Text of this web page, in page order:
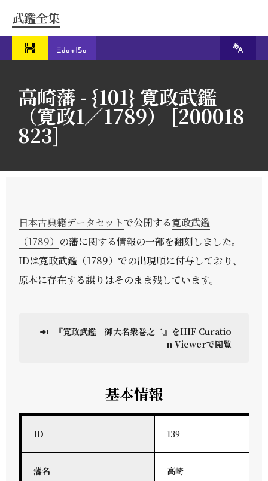
武鑑全集
高崎藩 - {101} 寛政武鑑
（寛政1／1789） [200018
823]
日本古典籍データセットで公開する寛政武鑑
（1789） の藩に関する情報の一部を翻刻しました。
IDは寛政武鑑（1789）での出現順に付与しており、
原本に存在する誤りはそのまま残しています。
『寛政武鑑 御大名衆巻之二』をIIIF Curatio
n Viewerで閲覧
基本情報
ID 139
藩名 高崎